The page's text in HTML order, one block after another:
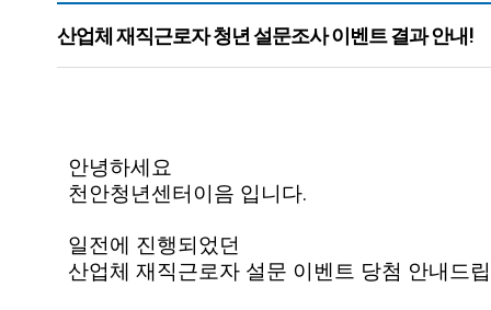
산업체 재직근로자 청년 설문조사 이벤트 결과 안내!
안녕하세요
천안청년센터이음 입니다.
일전에 진행되었던
산업체 재직근로자 설문 이벤트 당첨 안내드